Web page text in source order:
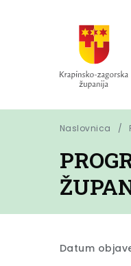
Naslovnica
Datum